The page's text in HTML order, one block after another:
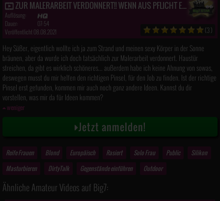
ZUR MALERARBEIT VERDONNERT!! WENN AUS PFLICHT EIN SPAß PROGRAMM WIRD
Auflösung:
Dauer:
07:54
Veröffentlicht 08.08.2021
(3)
Hey Süßer, eigentlich wollte ich ja zum Strand und meinen sexy Körper in der Sonne
bräunen, aber da wurde ich doch tatsächlich zur Malerarbeit verdonnert. Haustür
streichen, da gibt es wirklich schöneres... außerdem habe ich keine Ahnung von sowas,
deswegen musst du mir helfen den richtigen Pinsel, für den Job zu finden. Ist der richtige
Pinsel erst gefunden, kommen mir auch noch ganz andere Ideen. Kannst du dir
vorstellen, was mir da für Ideen kommen?
weniger
Jetzt anmelden!
Reife Frauen Blond Europäisch Rasiert Solo Frau Public
Silikon
Masturbieren
DirtyTalk Gegenstände einführen Outdoor
Ähnliche Amateur Videos auf Big7: